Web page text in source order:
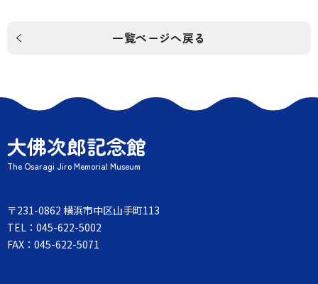
一覧ページへ戻る
大佛次郎記念館
The Osaragi Jiro Memorial Museum
〒231-0862 横浜市中区山手町113
TEL：045-622-5002
FAX：045-622-5071